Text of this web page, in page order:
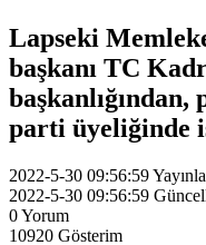
Lapseki
başkanı TC
parti üyeliğinde
2022-5-30 09:56:59
2022-5-30 09:56:59
0Yorum
10920 Gösterim